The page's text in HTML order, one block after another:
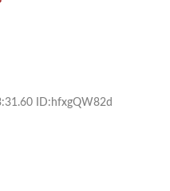
ID:hfxgQW82d